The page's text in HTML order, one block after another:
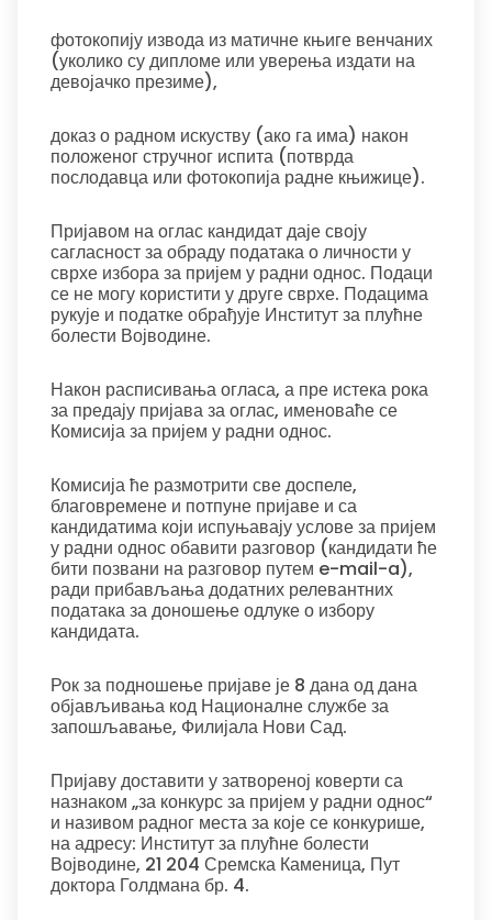
фотокопију извода из матичне књиге венчаних
(уколико су дипломе или уверења издати на
девојачко презиме),
доказ о радном искуству (ако га има) након
положеног стручног испита (потврда
послодавца или фотокопија радне књижице).
Пријавом на оглас кандидат даје своју
сагласност за обраду података о личности у
сврхе избора за пријем у радни однос. Подаци
се не могу користити у друге сврхе. Подацима
рукује и податке обрађује Институт за плућне
болести Војводине.
Након расписивања огласа, а пре истека рока
за предају пријава за оглас, именоваће се
Комисија за пријем у радни однос.
Комисија ће размотрити све доспеле,
благовремене и потпуне пријаве и са
кандидатима који испуњавају услове за пријем
у радни однос обавити разговор (кандидати ће
бити позвани на разговор путем e-mail-a),
ради прибављања додатних релевантних
података за доношење одлуке о избору
кандидата.
Рок за подношење пријаве је 8 дана од дана
објављивања код Националне службе за
запошљавање, Филијала Нови Сад.
Пријаву доставити у затвореној коверти са
назнаком „за конкурс за пријем у радни однос“
и називом радног места за које се конкурише,
на адресу: Институт за плућне болести
Војводине, 21 204 Сремска Каменица, Пут
доктора Голдмана бр. 4.